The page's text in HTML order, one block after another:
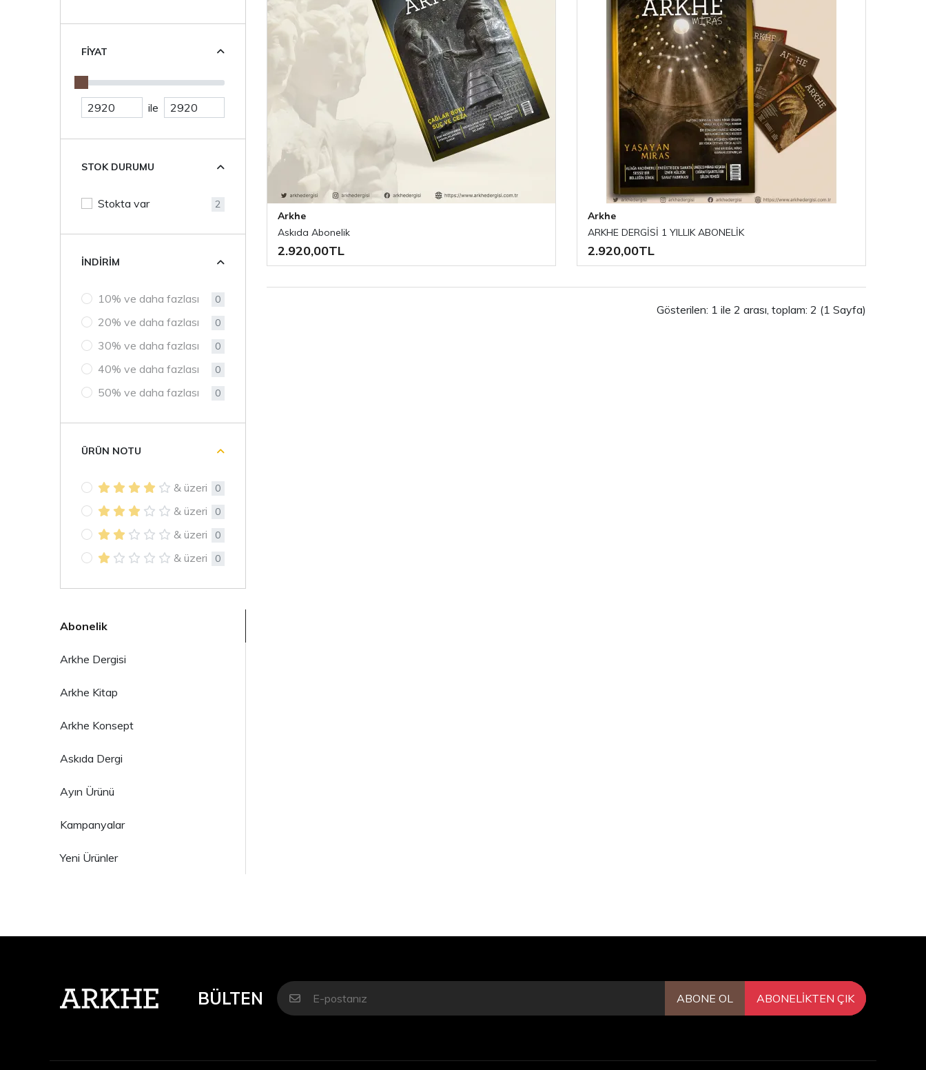
FIYAT
ile
STOK DURUMU
Stokta var 2
İNDIRIM
10% ve daha fazlası 0
20% ve daha fazlası 0
30% ve daha fazlası 0
40% ve daha fazlası 0
50% ve daha fazlası 0
ÜRÜN NOTU
& üzeri 0
& üzeri 0
& üzeri 0
& üzeri 0
Abonelik
Arkhe Dergisi
Arkhe Kitap
Arkhe Konsept
Askıda Dergi
Ayın Ürünü
Kampanyalar
Yeni Ürünler
Arkhe
Askıda Abonelik
2.920,00TL
Arkhe
ARKHE DERGİSİ 1 YILLIK ABONELİK
2.920,00TL
Gösterilen: 1 ile 2 arası, toplam: 2 (1 Sayfa)
BÜLTEN ABONE OL ABONELİKTEN ÇIK